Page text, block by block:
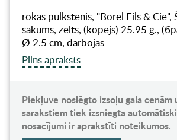
rokas pulkstenis, "Borel Fils & Cie",
sākums, zelts, (kopējs) 25.95 g.,
Ø 2.5 cm, darbojas
Pilns apraksts
Piekļuve noslēgto izsoļu gala cenām
sarakstiem tiek izsniegta
nosacījumi ir aprakstīti noteikumos.